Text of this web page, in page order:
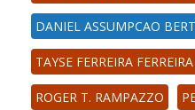
DANIEL ASSUMPCAO
TAYSE FERREIRA
ROGER T. RAMPAZZO